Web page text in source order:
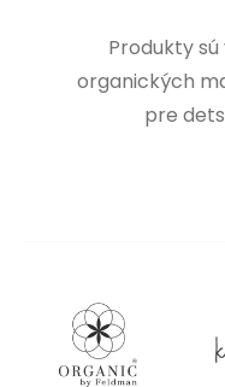
Produkty
organických
pre